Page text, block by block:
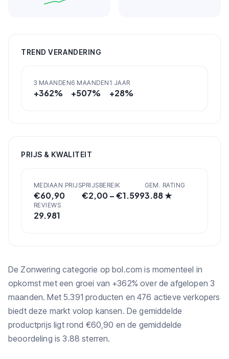
TREND VERANDERING
3 MAANDEN
+362%
6 MAANDEN
+507%
1 JAAR
+28%
PRIJS & KWALITEIT
MEDIAAN PRIJS
€60,90
PRIJSBEREIK
€2,00– €1.599
GEM. RATING
3.88★
REVIEWS
29.981
De Zonwering categorie op bol.com is momenteel in
opkomst met een groei van +362% over de afgelopen 3
maanden. Met 5.391 producten en 476 actieve verkopers
biedt deze markt volop kansen. De gemiddelde
productprijs ligt rond €60,90 en de gemiddelde
beoordeling is 3.88 sterren.